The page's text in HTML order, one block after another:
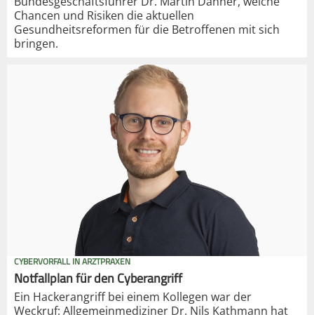
Chancen und Risiken die aktuellen
Gesundheitsreformen für die Betroffenen mit sich
bringen.
CYBERVORFALL IN ARZTPRAXEN
Notfallplan für den Cyberangriff
Ein Hackerangriff bei einem Kollegen war der
Weckruf: Allgemeinmediziner Dr. Nils Kathmann hat